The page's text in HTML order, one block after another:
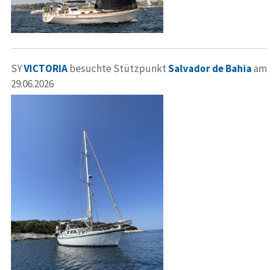
SYVICTORIAbesuchte StützpunktSalvador de Bahiaam
29.06.2026